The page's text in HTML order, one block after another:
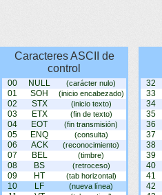
Caracteres ASCII de
control
00 NULL (carácter nulo)
01 SOH (inicio encabezado)
02 STX (inicio texto)
03 ETX (fin de texto)
04 EOT (fin transmisión)
05 ENQ (consulta)
06 ACK (reconocimiento)
07 BEL (timbre)
08 BS (retroceso)
09 HT (tab horizontal)
10 LF (nueva línea)
32
33
34
35
36
37
38
39
40
41
42